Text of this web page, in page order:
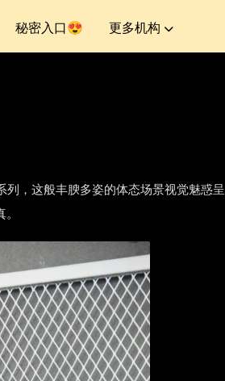
秘密入口😍 更多机构
，这般丰腴多姿的体态场景视觉魅惑呈